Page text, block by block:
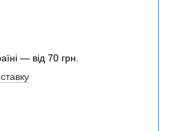
— від 70 грн.